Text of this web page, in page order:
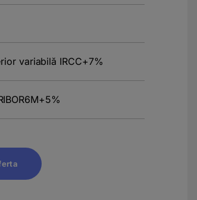
variabilă IRCC+7%